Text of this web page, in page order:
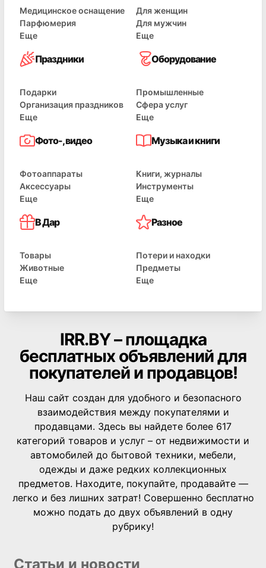
Медицинское оснащение
Парфюмерия
Еще
Для женщин
Для мужчин
Еще
Праздники
Подарки
Организация праздников
Еще
Оборудование
Промышленные
Сфера услуг
Еще
Фото-, видео
Фотоаппараты
Аксессуары
Еще
Музыка и книги
Книги, журналы
Инструменты
Еще
В Дар
Товары
Животные
Еще
Разное
Потери и находки
Предметы
Еще
IRR.BY – площадка
бесплатных объявлений для
покупателей и продавцов!
Наш сайт создан для удобного и безопасного
взаимодействия между покупателями и
продавцами. Здесь вы найдете более 617
категорий товаров и услуг – от недвижимости и
автомобилей до бытовой техники, мебели,
одежды и даже редких коллекционных
предметов. Находите, покупайте, продавайте —
легко и без лишних затрат! Совершенно бесплатно
можно подать до двух объявлений в одну
рубрику!
Статьи и новости